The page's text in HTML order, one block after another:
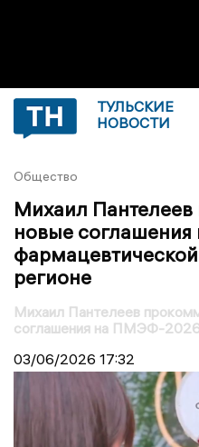
ТУЛЬСКИЕ
НОВОСТИ
Общество
Михаил
новые соглашения
регионе
Михаил Пантелеев
соглашения на ПМЭФ-
03/06/2026 17:32